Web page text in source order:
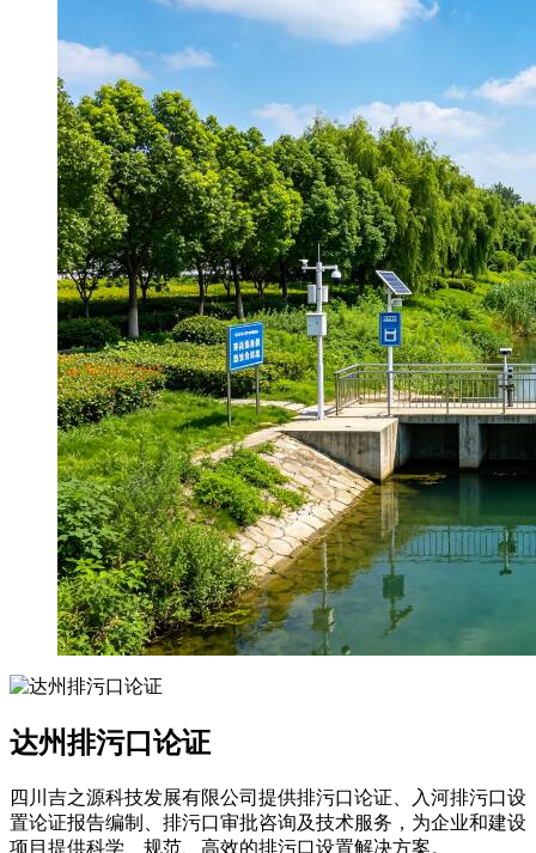
达州排污口论证
四川吉之源科技发展有限公司提供排污口论证、入河排污口设
置论证报告编制、排污口审批咨询及技术服务，为企业和建设
项目提供科学、规范、高效的排污口设置解决方案。